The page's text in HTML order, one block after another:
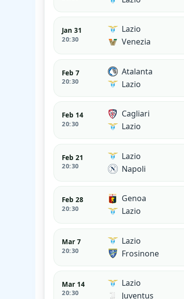
Jan 31
20:30
Lazio
Venezia
Feb 7
20:30
Atalanta
Lazio
Feb 14
20:30
Cagliari
Lazio
Feb 21
20:30
Lazio
Napoli
Feb 28
20:30
Genoa
Lazio
Mar 7
20:30
Lazio
Frosinone
Mar 14
20:30
Lazio
Juventus